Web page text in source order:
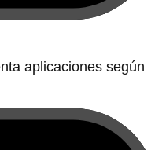
aplicaciones según